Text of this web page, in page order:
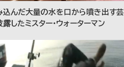
込んだ大量の水を口から噴き出す芸
したミスター・ウォーターマン